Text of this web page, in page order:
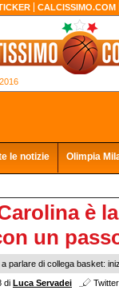
CALCISSIMO.COM
le notizie Olimpia
è
un
parlare di collega basket:
di Luca Servadei